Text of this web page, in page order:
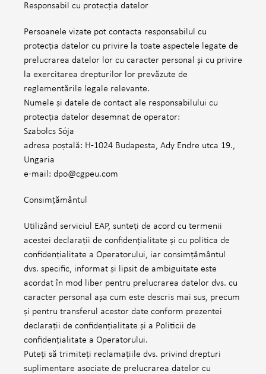
Responsabil cu protecția datelor
Persoanele vizate pot contacta responsabilul cu
protecția datelor cu privire la toate aspectele legate de
prelucrarea datelor lor cu caracter personal și cu privire
la exercitarea drepturilor lor prevăzute de
reglementările legale relevante.
Numele și datele de contact ale responsabilului cu
protecția datelor desemnat de operator:
Szabolcs Sója
adresa poștală: H-1024 Budapesta, Ady Endre utca 19.,
Ungaria
e-mail: dpo@cgpeu.com
Consimţământul
Utilizând serviciul EAP, sunteți de acord cu termenii
acestei declarații de confidențialitate și cu politica de
confidențialitate a Operatorului, iar consimțământul
dvs. specific, informat și lipsit de ambiguitate este
acordat în mod liber pentru prelucrarea datelor dvs. cu
caracter personal așa cum este descris mai sus, precum
și pentru transferul acestor date conform prezentei
declarații de confidențialitate și a Politicii de
confidențialitate a Operatorului.
Puteți să trimiteți reclamațiile dvs. privind drepturi
suplimentare asociate de prelucrarea datelor cu